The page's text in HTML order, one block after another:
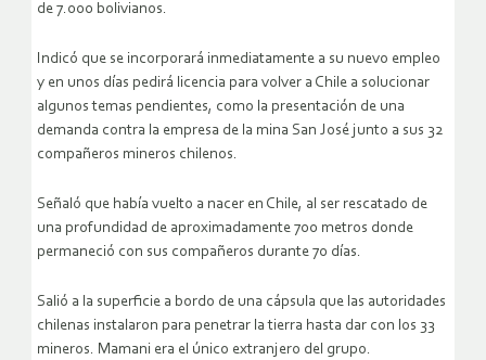
de 7.000 bolivianos.
Indicó que se incorporará inmediatamente a su nuevo empleo
y en unos días pedirá licencia para volver a Chile a solucionar
algunos temas pendientes, como la presentación de una
demanda contra la empresa de la mina San José junto a sus 32
compañeros mineros chilenos.
Señaló que había vuelto a nacer en Chile, al ser rescatado de
una profundidad de aproximadamente 700 metros donde
permaneció con sus compañeros durante 70 días.
Salió a la superficie a bordo de una cápsula que las autoridades
chilenas instalaron para penetrar la tierra hasta dar con los 33
mineros. Mamani era el único extranjero del grupo.